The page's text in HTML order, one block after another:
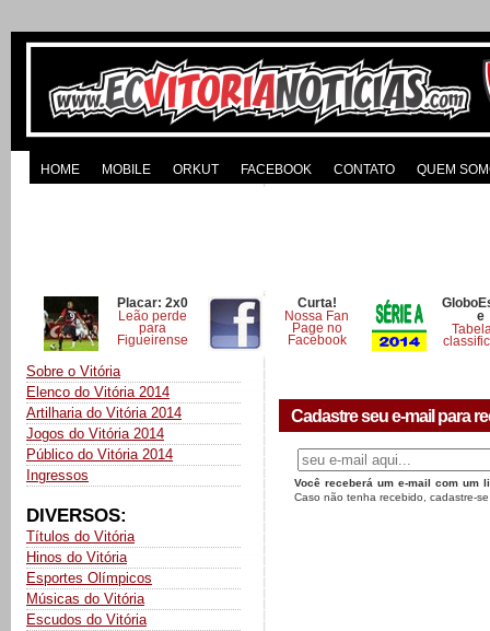
HOME MOBILE ORKUT FACEBOOK CONTATO QUEM
Placar: 2x0
Leão perde
para
Figueirense
Curta!
Nossa Fan
Page no
Facebook
e
Sobre o Vitória
Elenco do Vitória 2014
Artilharia do Vitória 2014
Jogos do Vitória 2014
Público do Vitória 2014
Ingressos
DIVERSOS:
Títulos do Vitória
Hinos do Vitória
Esportes Olímpicos
Músicas do Vitória
Escudos do Vitória
Cadastre seu e-mail para
Você receberá um e-mail com um
Caso não tenha recebido, cadastre-